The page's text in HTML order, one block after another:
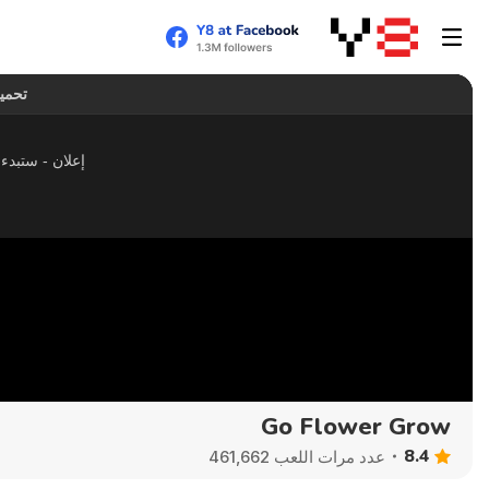
Go Flower Grow
8.4 عدد مرات اللعب 461,662